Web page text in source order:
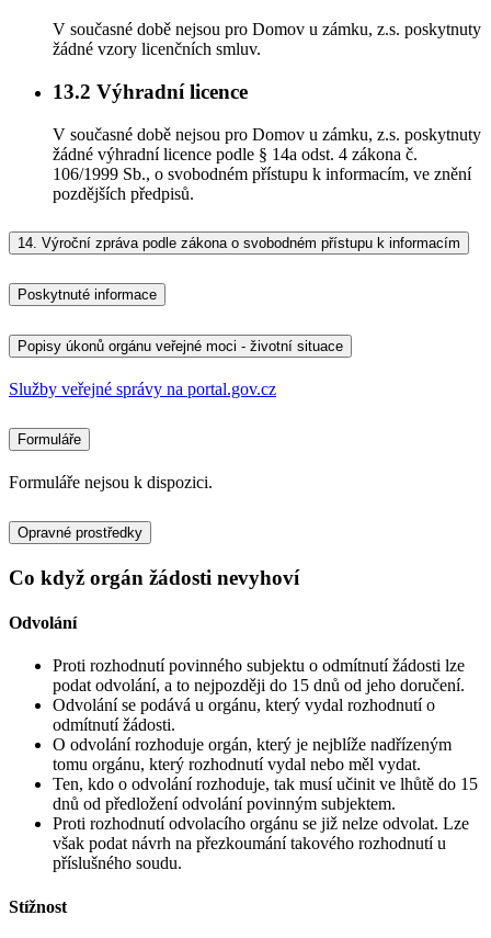
V současné době nejsou pro Domov u zámku, z.s. poskytnuty
žádné vzory licenčních smluv.
13.2 Výhradní licence
V současné době nejsou pro Domov u zámku, z.s. poskytnuty
žádné výhradní licence podle § 14a odst. 4 zákona č.
106/1999 Sb., o svobodném přístupu k informacím, ve znění
pozdějších předpisů.
14. Výroční zpráva podle zákona o svobodném přístupu k informacím
Poskytnuté informace
Popisy úkonů orgánu veřejné moci - životní situace
Služby veřejné správy na portal.gov.cz
Formuláře
Formuláře nejsou k dispozici.
Opravné prostředky
Co když orgán žádosti nevyhoví
Odvolání
Proti rozhodnutí povinného subjektu o odmítnutí žádosti lze
podat odvolání, a to nejpozději do 15 dnů od jeho doručení.
Odvolání se podává u orgánu, který vydal rozhodnutí o
odmítnutí žádosti.
O odvolání rozhoduje orgán, který je nejblíže nadřízeným
tomu orgánu, který rozhodnutí vydal nebo měl vydat.
Ten, kdo o odvolání rozhoduje, tak musí učinit ve lhůtě do 15
dnů od předložení odvolání povinným subjektem.
Proti rozhodnutí odvolacího orgánu se již nelze odvolat. Lze
však podat návrh na přezkoumání takového rozhodnutí u
příslušného soudu.
Stížnost